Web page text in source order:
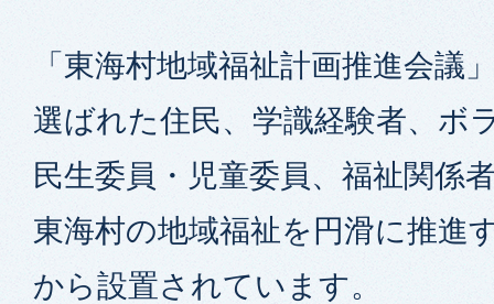
「東海村地域福祉計画推進会議
選ばれた住民、学識経験者、ボ
民生委員・児童委員、福祉関係
東海村の地域福祉を円滑に推進
から設置されています。